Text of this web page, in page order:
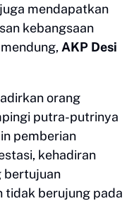
mendapatkan
kebangsaan
AKP Desi
orang
putra-putrinya
pemberian
kehadiran
bertujuan
tidak berujung pada